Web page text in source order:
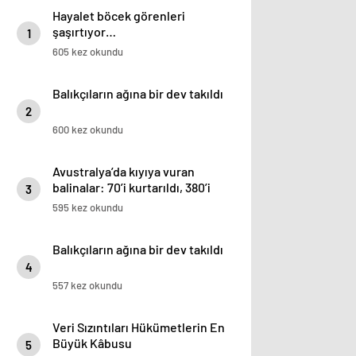
1
Hayalet böcek görenleri
şaşırtıyor…
605 kez okundu
2
Balıkçıların ağına bir dev takıldı
600 kez okundu
3
Avustralya’da kıyıya vuran
balinalar: 70’i kurtarıldı, 380’i
öldü
595 kez okundu
4
Balıkçıların ağına bir dev takıldı
557 kez okundu
5
Veri Sızıntıları Hükümetlerin En
Büyük Kâbusu